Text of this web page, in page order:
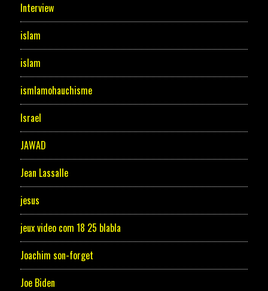
Interview
islam
islam
ismlamohauchisme
Israel
JAWAD
Jean Lassalle
jesus
jeux video com 18 25 blabla
Joachim son-forget
Joe Biden